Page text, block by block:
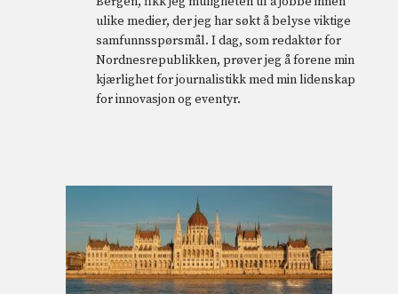
ulike medier, der jeg har søkt å belyse viktige
samfunnsspørsmål. I dag, som redaktør for
Nordnesrepublikken, prøver jeg å forene min
kjærlighet for journalistikk med min lidenskap
for innovasjon og eventyr.